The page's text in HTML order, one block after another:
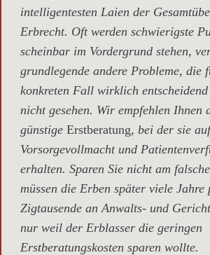
intelligentesten Laien der
Erbrecht. Oft werden schwierigste
scheinbar im Vordergrund stehen,
grundlegende andere Probleme, die
konkreten Fall wirklich
nicht gesehen. Wir empfehlen Ihnen
günstige Erstberatung, bei der sie
Vorsorgevollmacht und
erhalten. Sparen Sie nicht am
müssen die Erben später viele Jahre
Zigtausende an Anwalts- und
nur weil der Erblasser die geringen
Erstberatungskosten sparen wollte.